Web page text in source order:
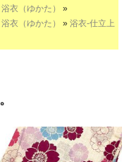
浴衣（ゆかた）
»
浴衣（ゆかた） » 浴衣-仕立上